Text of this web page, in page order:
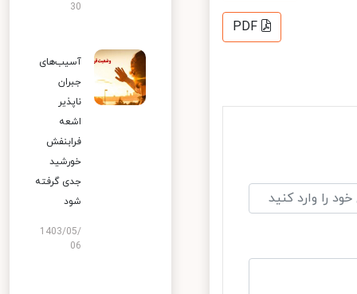
PDF
30
آسیب‌های
جبران
ناپذیر
اشعه
فرابنفش
خورشید
جدی گرفته
شود
1403/05/
06